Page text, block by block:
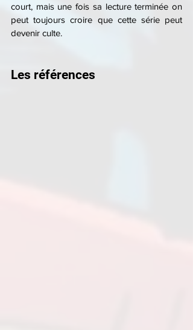
court, mais une fois sa lecture terminée on
peut toujours croire que cette série peut
devenir culte.
Les références